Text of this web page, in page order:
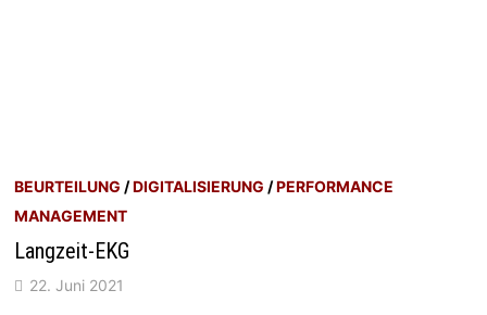
BEURTEILUNG /DIGITALISIERUNG /PERFORMANCE
MANAGEMENT
Langzeit-EKG
22. Juni 2021